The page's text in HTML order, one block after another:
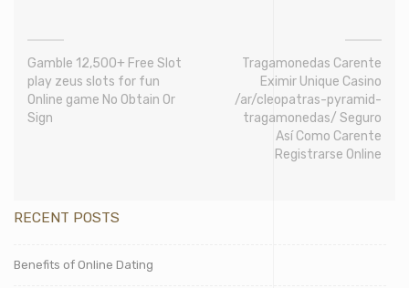
Gamble 12,500+ Free Slot
play zeus slots for fun
Online game No Obtain Or
Sign
Tragamonedas Carente
Eximir Unique Casino
/ar/cleopatras-pyramid-
tragamonedas/ Seguro
Así­ Como Carente
Registrarse Online
RECENT POSTS
Benefits of Online Dating